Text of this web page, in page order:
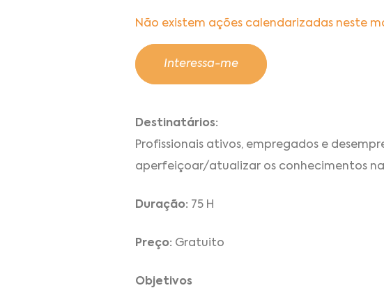
Não existem ações calendarizadas neste
Interessa-me
Destinatários:
Profissionais ativos, empregados e
aperfeiçoar/atualizar os conhecimentos
Duração: 75 H
Preço: Gratuito
Objetivos